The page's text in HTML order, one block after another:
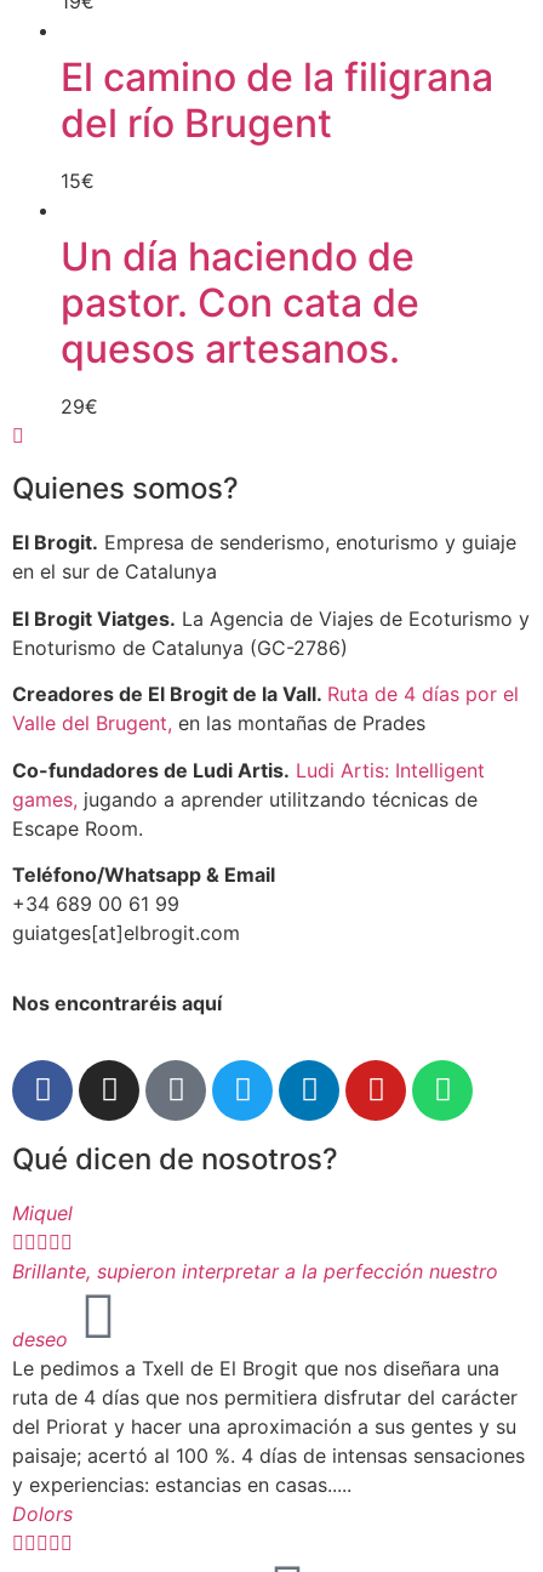
El camino de la filigrana
del río Brugent
15€
Un día haciendo de
pastor. Con cata de
quesos artesanos.
29€
Quienes somos?
El Brogit. Empresa de senderismo, enoturismo y guiaje
en el sur de Catalunya
El Brogit Viatges. La Agencia de Viajes de Ecoturismo y
Enoturismo de Catalunya (GC-2786)
Creadores de El Brogit de la Vall. Ruta de 4 días por el
Valle del Brugent, en las montañas de Prades
Co-fundadores de Ludi Artis. Ludi Artis: Intelligent
games, jugando a aprender utilitzando técnicas de
Escape Room.
Teléfono/Whatsapp & Email
+34 689 00 61 99
guiatges[at]elbrogit.com
Nos encontraréis aquí
Qué dicen de nosotros?
Miquel

Brillante, supieron interpretar a la perfección nuestro
deseo
Le pedimos a Txell de El Brogit que nos diseñara una
ruta de 4 días que nos permitiera disfrutar del carácter
del Priorat y hacer una aproximación a sus gentes y su
paisaje; acertó al 100 %. 4 días de intensas sensaciones
y experiencias: estancias en casas.....
Dolors
